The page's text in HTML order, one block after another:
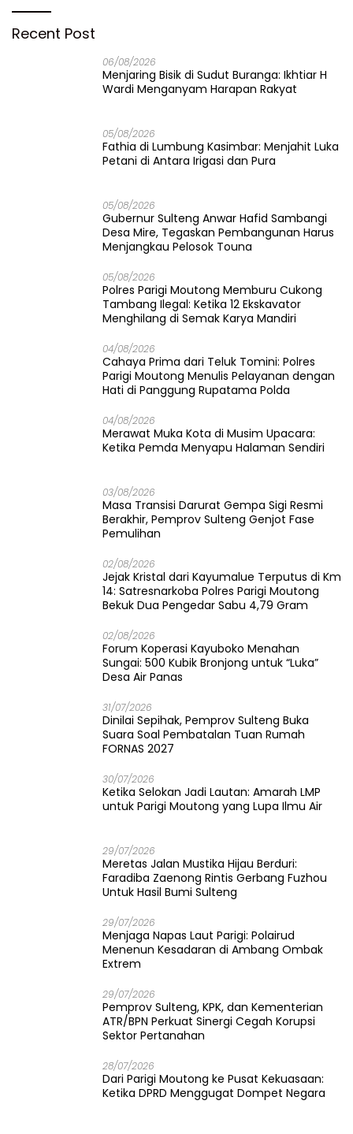
Recent Post
06/08/2026
Menjaring Bisik di Sudut Buranga: Ikhtiar H
Wardi Menganyam Harapan Rakyat
05/08/2026
Fathia di Lumbung Kasimbar: Menjahit Luka
Petani di Antara Irigasi dan Pura
05/08/2026
Gubernur Sulteng Anwar Hafid Sambangi
Desa Mire, Tegaskan Pembangunan Harus
Menjangkau Pelosok Touna
05/08/2026
Polres Parigi Moutong Memburu Cukong
Tambang Ilegal: Ketika 12 Ekskavator
Menghilang di Semak Karya Mandiri
04/08/2026
Cahaya Prima dari Teluk Tomini: Polres
Parigi Moutong Menulis Pelayanan dengan
Hati di Panggung Rupatama Polda
04/08/2026
Merawat Muka Kota di Musim Upacara:
Ketika Pemda Menyapu Halaman Sendiri
03/08/2026
Masa Transisi Darurat Gempa Sigi Resmi
Berakhir, Pemprov Sulteng Genjot Fase
Pemulihan
02/08/2026
Jejak Kristal dari Kayumalue Terputus di Km
14: Satresnarkoba Polres Parigi Moutong
Bekuk Dua Pengedar Sabu 4,79 Gram
02/08/2026
Forum Koperasi Kayuboko Menahan
Sungai: 500 Kubik Bronjong untuk “Luka”
Desa Air Panas
31/07/2026
Dinilai Sepihak, Pemprov Sulteng Buka
Suara Soal Pembatalan Tuan Rumah
FORNAS 2027
30/07/2026
Ketika Selokan Jadi Lautan: Amarah LMP
untuk Parigi Moutong yang Lupa Ilmu Air
29/07/2026
Meretas Jalan Mustika Hijau Berduri:
Faradiba Zaenong Rintis Gerbang Fuzhou
Untuk Hasil Bumi Sulteng
29/07/2026
​Menjaga Napas Laut Parigi: Polairud
Menenun Kesadaran di Ambang Ombak
Extrem
29/07/2026
Pemprov Sulteng, KPK, dan Kementerian
ATR/BPN Perkuat Sinergi Cegah Korupsi
Sektor Pertanahan
28/07/2026
Dari Parigi Moutong ke Pusat Kekuasaan:
Ketika DPRD Menggugat Dompet Negara